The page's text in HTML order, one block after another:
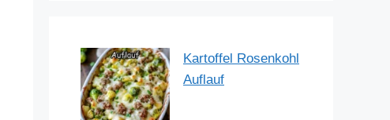
Kartoffel Rosenkohl
Auflauf